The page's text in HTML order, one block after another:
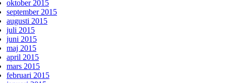
oktober 2015
september 2015
augusti 2015
juli 2015
juni 2015
maj 2015
april 2015
mars 2015
februari 2015